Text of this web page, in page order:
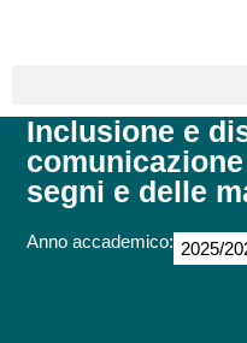
Inclusione e
segni e delle
Anno accademico: 2025/